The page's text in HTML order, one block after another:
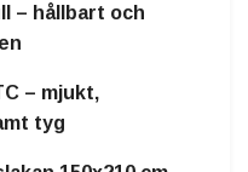
– hållbart och
– mjukt,
tyg